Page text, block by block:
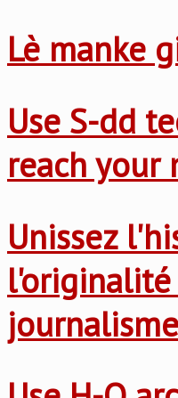
Lè manke
Use S-dd
reach your
Unissez